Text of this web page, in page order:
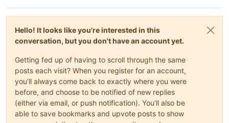
Hello! It looks like you're interested in this
conversation, but you don't have an account yet.
Getting fed up of having to scroll through the same
posts each visit? When you register for an account,
you'll always come back to exactly where you were
before, and choose to be notified of new replies
(either via email, or push notification). You'll also be
able to save bookmarks and upvote posts to show